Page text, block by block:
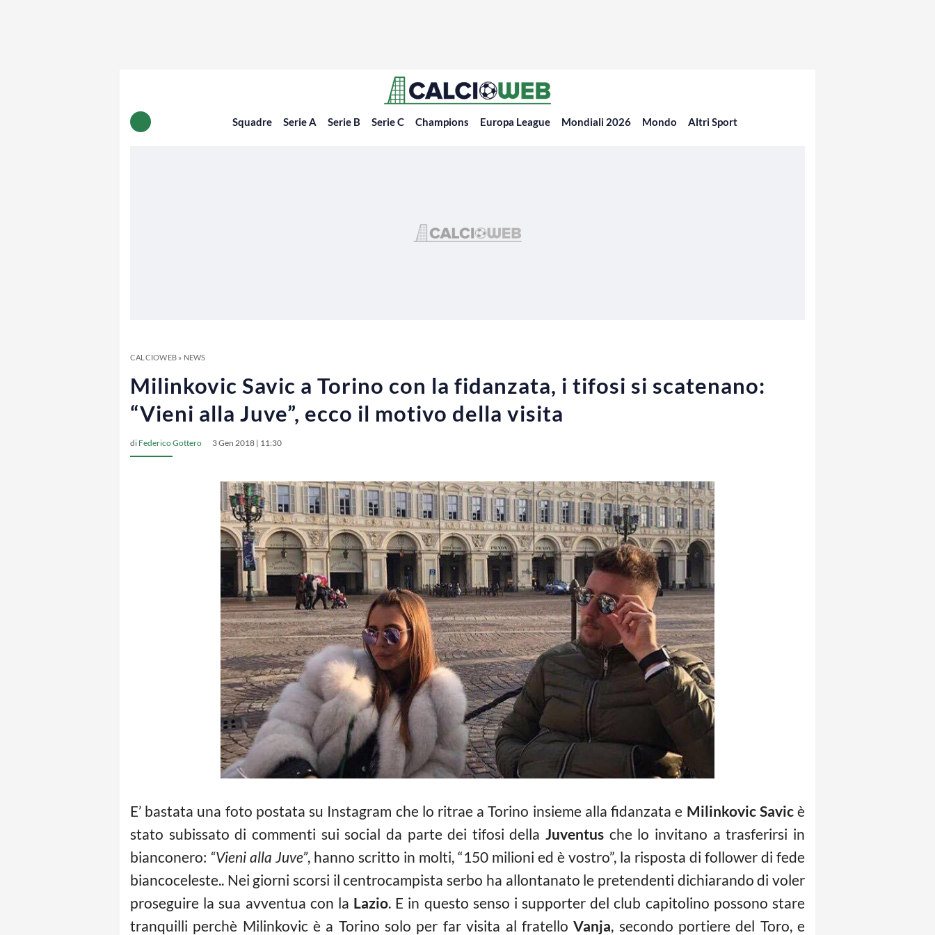
Squadre Serie A Serie B Serie C Champions Europa League Mondiali 2026 Mondo Altri Sport
CALCIOWEB» NEWS
Milinkovic Savic a Torino con la fidanzata, i tifosi si scatenano:
“Vieni alla Juve”, ecco il motivo della visita
di Federico Gottero 3 Gen 2018 | 11:30
E’ bastata una foto postata su Instagram che lo ritrae a Torino insieme alla fidanzata e Milinkovic Savicè
stato subissato di commenti sui social da parte dei tifosi dellaJuventus che lo invitano a trasferirsi in
bianconero: “Vieni alla Juve”, hanno scritto in molti, “150 milioni ed è vostro”, la risposta di follower di fede
biancoceleste.. Nei giorni scorsi il centrocampista serbo ha allontanato le pretendenti dichiarando di voler
proseguire la sua avventua con la Lazio. E in questo senso i supporter del club capitolino possono stare
tranquilli perchè Milinkovic è a Torino solo per far visita al fratelloVanja, secondo portiere del Toro, e